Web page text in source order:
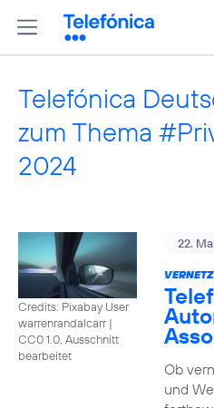
Telefónica
zum Thema
2024
Credits: Pixabay User
warrenrandalcarr|
CC0 1.0, Ausschnitt
bearbeitet
22.
Ob
und